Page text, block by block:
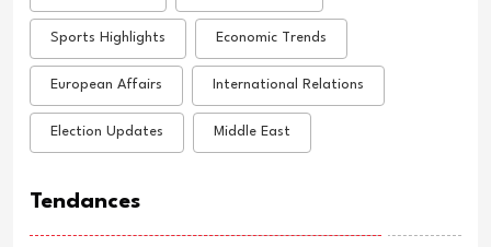
Sports Highlights Economic Trends
European Affairs International Relations
Election Updates Middle East
Tendances